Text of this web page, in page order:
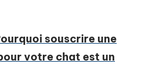
souscrire une
votre chat est un